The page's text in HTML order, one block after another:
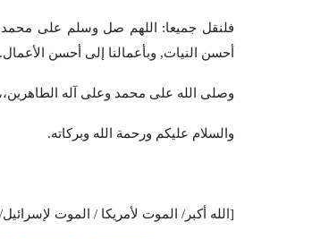
فلنقل جميعا: اللهم صل وسلم على محمد
أحسن النيات, وبأعمالنا إلى أحسن الأعمال.
وصلى الله على محمد وعلى آله
والسلام عليكم ورحمة الله وبركاته.
[الله أكبر/ الموت لأمريكا / الموت